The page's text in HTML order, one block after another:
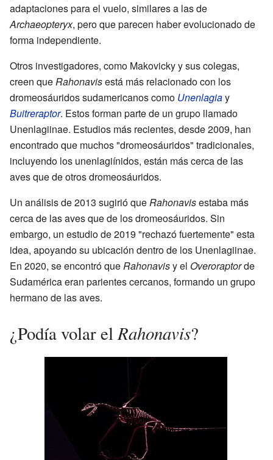
adaptaciones para el vuelo, similares a las de
Archaeopteryx, pero que parecen haber evolucionado de
forma independiente.
Otros investigadores, como Makovicky y sus colegas,
creen queRahonavisestá más relacionado con los
dromeosáuridos sudamericanos como Unenlagiay
Buitreraptor. Estos forman parte de un grupo llamado
Unenlagiinae. Estudios más recientes, desde 2009, han
encontrado que muchos "dromeosáuridos" tradicionales,
incluyendo los unenlagiínidos, están más cerca de las
aves que de otros dromeosáuridos.
Un análisis de 2013 sugirió queRahonavisestaba más
cerca de las aves que de los dromeosáuridos. Sin
embargo, un estudio de 2019 "rechazó fuertemente" esta
idea, apoyando su ubicación dentro de los Unenlagiinae.
En 2020, se encontró queRahonavisy el Overoraptorde
Sudamérica eran parientes cercanos, formando un grupo
hermano de las aves.
¿Podía volar elRahonavis?